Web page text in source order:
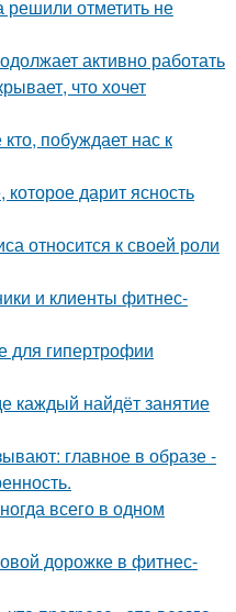
отметить не
активно работать
что хочет
побуждает нас к
дарит ясность
относится к своей роли
и клиенты фитнес-
для гипертрофии
каждый найдёт занятие
главное в образе -
всего в одном
дорожке в фитнес-